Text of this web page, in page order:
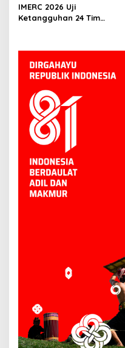
Penghargaan ISRA 2026
IMERC 2026 Uji
Ketangguhan 24 Tim